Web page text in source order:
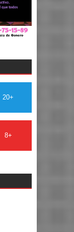
20+
8+